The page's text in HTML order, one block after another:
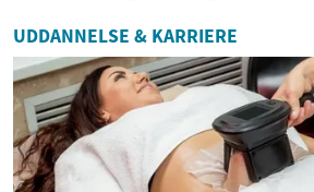
UDDANNELSE & KARRIERE